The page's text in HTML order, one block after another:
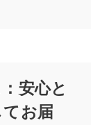
安心と
お届